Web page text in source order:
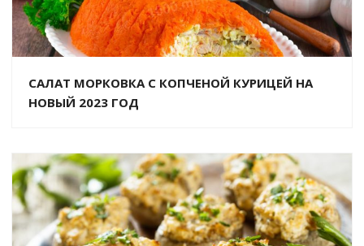
САЛАТ МОРКОВКА С КОПЧЕНОЙ КУРИЦЕЙ НА
НОВЫЙ 2023 ГОД